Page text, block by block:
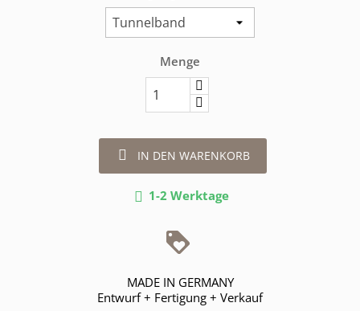
Menge
 IN DEN WARENKORB
 1-2 Werktage
MADE IN GERMANY
Entwurf + Fertigung + Verkauf